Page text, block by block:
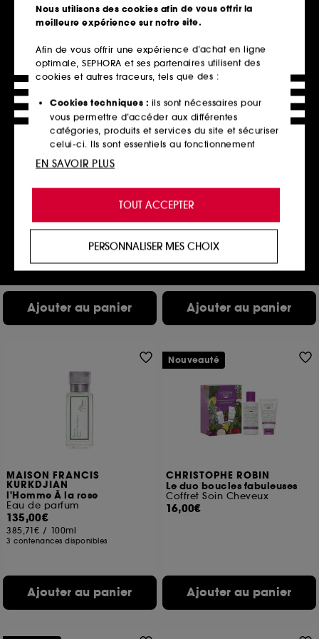
Ajouter au panier Ajouter au panier
NUXE
Gelée Nettoyante Purifiante
9
2 teintes disponibles
Ajouter au panier
KOSAS
Cloud Set Loose Skin-Tone
136
40,00€
Ajouter au panier
Clean at Sephora
MAISON FRANCIS
KURKDJIAN
l'Homme À la rose
Eau de parfum
135,00€
385,71€ / 100ml
3 contenances disponibles
Ajouter au panier
CHRISTOPHE ROBIN
Le duo boucles fabuleuses
Coffret Soin Cheveux
16,00€
Ajouter au panier
Nouveauté
Nous utilisons des cookies afin de vous offrir la
meilleure expérience sur notre site.
Afin de vous offrir une expérience d’achat en ligne
optimale, SEPHORA et ses partenaires utilisent des
cookies et autres traceurs, tels que des :
Cookies techniques : ils sont nécessaires pour
vous permettre d’accéder aux différentes
catégories, produits et services du site et sécuriser
celui-ci. Ils sont essentiels au fonctionnement
technique du site et ne peuvent être désactivés.
de vous offrir une expérience enrichie et
personnalisée en vous recommandant des
produits, des services et des contenus qui
proposer des offres promotionnelles adaptées à
votre profil.
Cookies réseaux sociaux et publicité :ils sont
utilisés pour vous présenter du contenu susceptible
de vous plaire via des publicités, y compris sur des
navigation, et de l'historique de vos interactions.
Cookies de mesure d’audience :ils nous
permettent de réaliser des statistiques de
fréquentation et de navigation sur notre site afin
d’en améliorer la performance.
ils nous permettent de lutter notamment contre les
fraudes aux moyens de paiement et les
usurpations d’identité.
permettant l’affichage et/ou la fourniture de
vous faire bénéficier de l’authentification
prolongée vous permettant d’accéder à votre
compte lors de votre prochaine visite sur le site
TOUT ACCEPTER
PERSONNALISER MES CHOIX
EN SAVOIR PLUS